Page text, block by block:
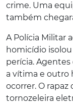
crime. Uma
também
A Polícia Militar
homicídio
perícia.
a vítima e outro
ocorrer. O
tornozeleira